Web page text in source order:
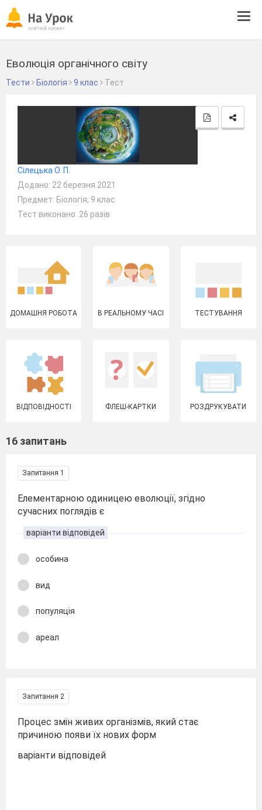
Еволюція органічного світу
Тести Біологія 9 клас Тест
Сілецька О. П.
Додано: 22 березня 2021
Предмет: Біологія, 9 клас
Тест виконано: 26 разів
ДОМАШНЯ РОБОТА В РЕАЛЬНОМУ ЧАСІ ТЕСТУВАННЯ
ВІДПОВІДНОСТІ ФЛЕШ-КАРТКИ РОЗДРУКУВАТИ
16 запитань
Запитання 1
Елементарною одиницею еволюції, згідно
сучасних поглядів є
варіанти відповідей
особина
вид
популяція
ареал
Запитання 2
Процес змін живих організмів, який стає
причиною появи їх нових форм
варіанти відповідей